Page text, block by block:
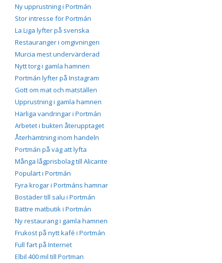
Ny upprustning i Portmán
Stor intresse för Portmán
La Liga lyfter på svenska
Restauranger i omgivningen
Murcia mest undervärderad
Nytt torg i gamla hamnen
Portmán lyfter på Instagram
Gott om mat och matställen
Upprustning i gamla hamnen
Härliga vandringar i Portmán
Arbetet i bukten återupptaget
Återhämtning inom handeln
Portmán på väg att lyfta
Många lågprisbolag till Alicante
Populärt i Portmán
Fyra krogar i Portmáns hamnar
Bostäder till salu i Portmán
Bättre matbutik i Portmán
Ny restaurang i gamla hamnen
Frukost på nytt kafé i Portmán
Full fart på Internet
Elbil 400 mil till Portman